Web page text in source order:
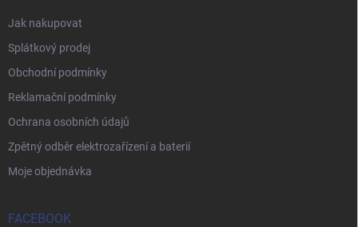
Jak nakupovat
Splátkový prodej
Obchodní podmínky
Reklamační podmínky
Ochrana osobních údajů
Zpětný odběr elektrozařízení a baterií
Moje objednávka
FACEBOOK